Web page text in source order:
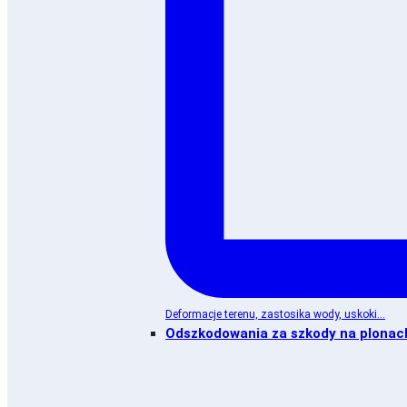
Deformacje terenu, zastosika wody, uskoki...
Odszkodowania za szkody na